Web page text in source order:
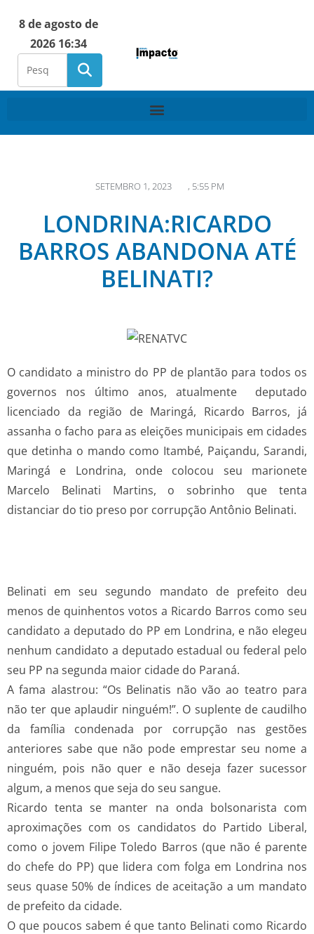
8 de agosto de
2026 16:34
SETEMBRO 1, 2023 , 5:55 PM
LONDRINA:RICARDO
BARROS ABANDONA ATÉ
BELINATI?
O candidato a ministro do PP de plantão para todos os
governos nos último anos, atualmente deputado
licenciado da região de Maringá, Ricardo Barros, já
assanha o facho para as eleições municipais em cidades
que detinha o mando como Itambé, Paiçandu, Sarandi,
Maringá e Londrina, onde colocou seu marionete
Marcelo Belinati Martins, o sobrinho que tenta
distanciar do tio preso por corrupção Antônio Belinati.
Belinati em seu segundo mandato de prefeito deu
menos de quinhentos votos a Ricardo Barros como seu
candidato a deputado do PP em Londrina, e não elegeu
nenhum candidato a deputado estadual ou federal pelo
seu PP na segunda maior cidade do Paraná.
A fama alastrou: “Os Belinatis não vão ao teatro para
não ter que aplaudir ninguém!”. O suplente de caudilho
da família condenada por corrupção nas gestões
anteriores sabe que não pode emprestar seu nome a
ninguém, pois não quer e não deseja fazer sucessor
algum, a menos que seja do seu sangue.
Ricardo tenta se manter na onda bolsonarista com
aproximações com os candidatos do Partido Liberal,
como o jovem Filipe Toledo Barros (que não é parente
do chefe do PP) que lidera com folga em Londrina nos
seus quase 50% de índices de aceitação a um mandato
de prefeito da cidade.
O que poucos sabem é que tanto Belinati como Ricardo